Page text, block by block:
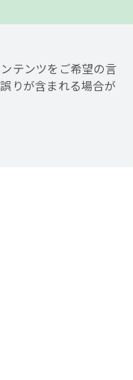
テンツをご希望の言
りが含まれる場合が